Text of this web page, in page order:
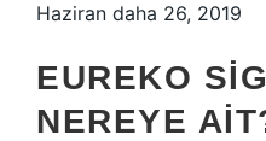
Haziran daha 26, 2019
EUREKO
NEREYE